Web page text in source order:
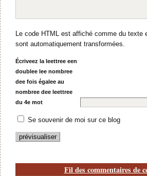
Le code HTML est affiché comme du texte
sont automatiquement transformées.
Écriveez la leettree een
doublee lee nombree
dee fois égalee au
nombree dee leettree
du 4e mot
Se souvenir de moi sur ce blog
Fil des commentaires de